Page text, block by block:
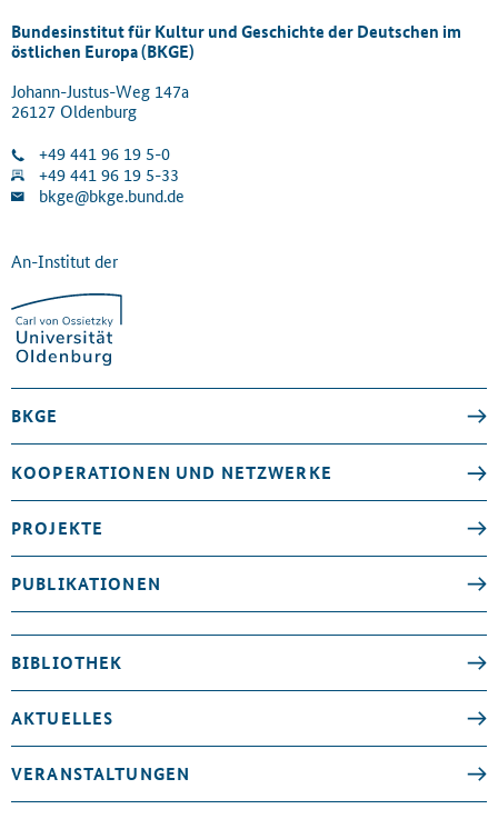
Bundesinstitut für Kultur und Geschichte der Deutschen im
östlichen Europa (BKGE)
Johann-Justus-Weg 147a
26127 Oldenburg
+49 441 96 19 5-0
+49 441 96 19 5-33
bkge@bkge.bund.de
An-Institut der
BKGE
KOOPERATIONEN UND NETZWERKE
PROJEKTE
PUBLIKATIONEN
BIBLIOTHEK
AKTUELLES
VERANSTALTUNGEN